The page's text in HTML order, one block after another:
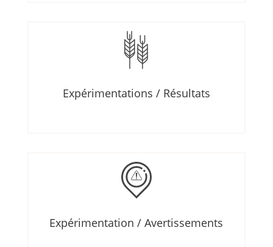
Expérimentations / Résultats
Expérimentation / Avertissements